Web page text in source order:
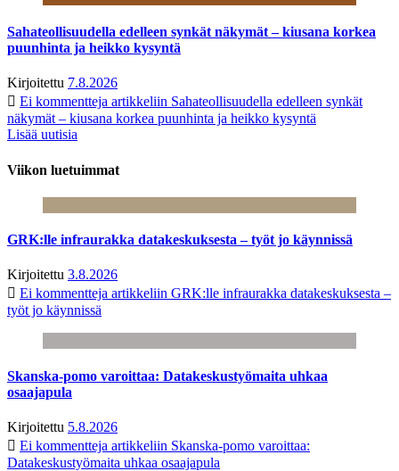
Sahateollisuudella edelleen synkät näkymät – kiusana korkea
puunhinta ja heikko kysyntä
Kirjoitettu 7.8.2026
Ei kommentteja artikkeliin Sahateollisuudella edelleen synkät
näkymät – kiusana korkea puunhinta ja heikko kysyntä
Lisää uutisia
Viikon luetuimmat
GRK:lle infraurakka datakeskuksesta – työt jo käynnissä
Kirjoitettu 3.8.2026
Ei kommentteja artikkeliin GRK:lle infraurakka datakeskuksesta –
työt jo käynnissä
Skanska-pomo varoittaa: Datakeskustyömaita uhkaa
osaajapula
Kirjoitettu 5.8.2026
Ei kommentteja artikkeliin Skanska-pomo varoittaa:
Datakeskustyömaita uhkaa osaajapula